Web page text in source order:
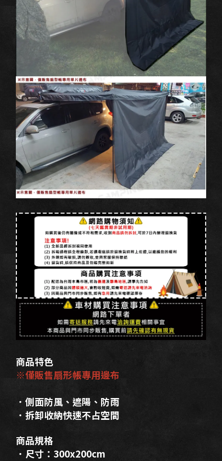
商品特色
※僅販售扇形帳專用邊布
．側面防風、遮陽、防雨
．拆卸收納快速不占空間
商品規格
．尺寸：300x200cm